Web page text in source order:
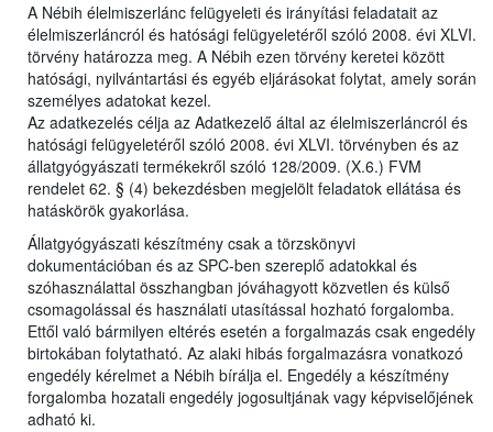
A Nébih élelmiszerlánc felügyeleti és irányítási feladatait az
élelmiszerláncról és hatósági felügyeletéről szóló 2008. évi XLVI.
törvény határozza meg. A Nébih ezen törvény keretei között
hatósági, nyilvántartási és egyéb eljárásokat folytat, amely során
személyes adatokat kezel.
Az adatkezelés célja az Adatkezelő által az élelmiszerláncról és
hatósági felügyeletéről szóló 2008. évi XLVI. törvényben és az
állatgyógyászati termékekről szóló 128/2009. (X.6.) FVM
rendelet 62. § (4) bekezdésben megjelölt feladatok ellátása és
hatáskörök gyakorlása.
Állatgyógyászati készítmény csak a törzskönyvi
dokumentációban és az SPC-ben szereplő adatokkal és
szóhasználattal összhangban jóváhagyott közvetlen és külső
csomagolással és használati utasítással hozható forgalomba.
Ettől való bármilyen eltérés esetén a forgalmazás csak engedély
birtokában folytatható. Az alaki hibás forgalmazásra vonatkozó
engedély kérelmet a Nébih bírálja el. Engedély a készítmény
forgalomba hozatali engedély jogosultjának vagy képviselőjének
adható ki.